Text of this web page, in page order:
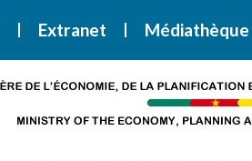
Extranet Médiathèque